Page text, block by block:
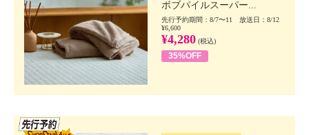
ボブパイルスーパー...
先行予約期間：8/7〜11 放送日：8/12
¥6,600
¥4,280 (税込)
35%OFF